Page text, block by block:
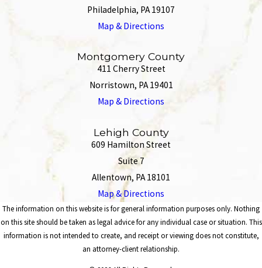
Philadelphia, PA 19107
Map & Directions
Montgomery County
411 Cherry Street
Norristown, PA 19401
Map & Directions
Lehigh County
609 Hamilton Street
Suite 7
Allentown, PA 18101
Map & Directions
The information on this website is for general information purposes only. Nothing
on this site should be taken as legal advice for any individual case or situation. This
information is not intended to create, and receipt or viewing does not constitute,
an attorney-client relationship.